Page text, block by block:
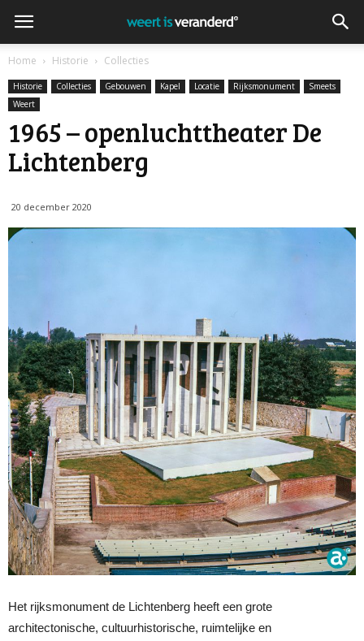
Home Historie Collecties
Historie Collecties Gebouwen Kapel Locatie Rijksmonument
Smeets
Weert
1965 – openluchttheater De
Lichtenberg
20 december 2020
Het rijksmonument de Lichtenberg heeft een grote
architectonische, cultuurhistorische, ruimtelijke en